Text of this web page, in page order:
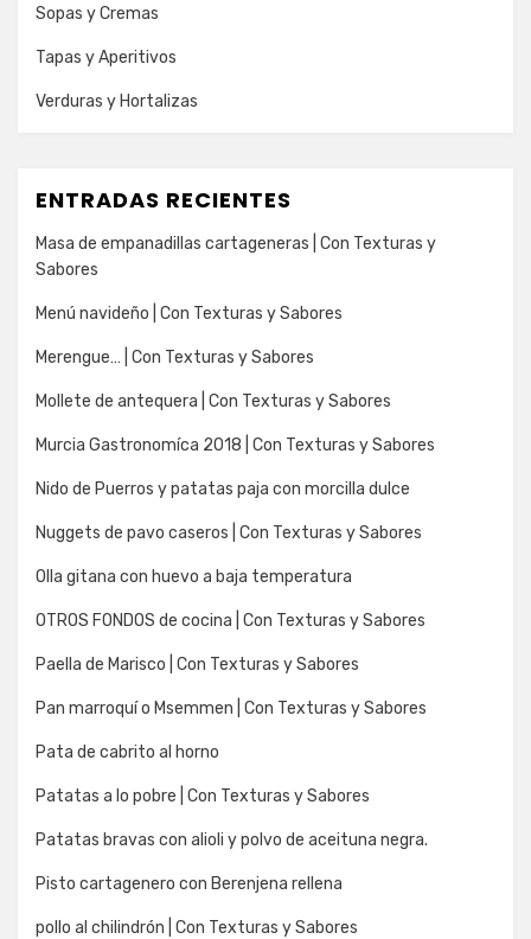
Sopas y Cremas
Tapas y Aperitivos
Verduras y Hortalizas
ENTRADAS RECIENTES
Masa de empanadillas cartageneras | Con Texturas y
Sabores
Menú navideño | Con Texturas y Sabores
Merengue… | Con Texturas y Sabores
Mollete de antequera | Con Texturas y Sabores
Murcia Gastronomíca 2018 | Con Texturas y Sabores
Nido de Puerros y patatas paja con morcilla dulce
Nuggets de pavo caseros | Con Texturas y Sabores
Olla gitana con huevo a baja temperatura
OTROS FONDOS de cocina | Con Texturas y Sabores
Paella de Marisco | Con Texturas y Sabores
Pan marroquí o Msemmen | Con Texturas y Sabores
Pata de cabrito al horno
Patatas a lo pobre | Con Texturas y Sabores
Patatas bravas con alioli y polvo de aceituna negra.
Pisto cartagenero con Berenjena rellena
pollo al chilindrón | Con Texturas y Sabores